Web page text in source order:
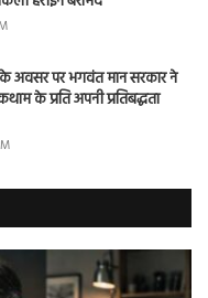
अवसर पर भगवंत मान सरकार ने
के प्रति अपनी प्रतिबद्धता